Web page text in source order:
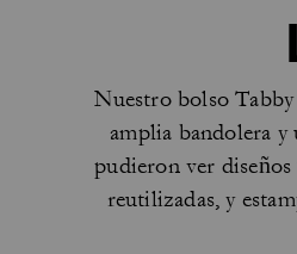
Nuestro bolso
amplia bandolera y
pudieron ver
reutilizadas, y